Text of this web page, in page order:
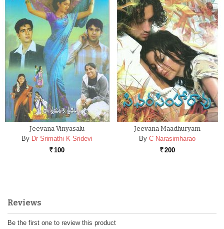
Jeevana Vinyasalu
By Dr Srimathi K Sridevi
Rs. 100
Jeevana Maadhuryam
By C Narasimharao
Rs. 200
Reviews
Be the first one to review this product